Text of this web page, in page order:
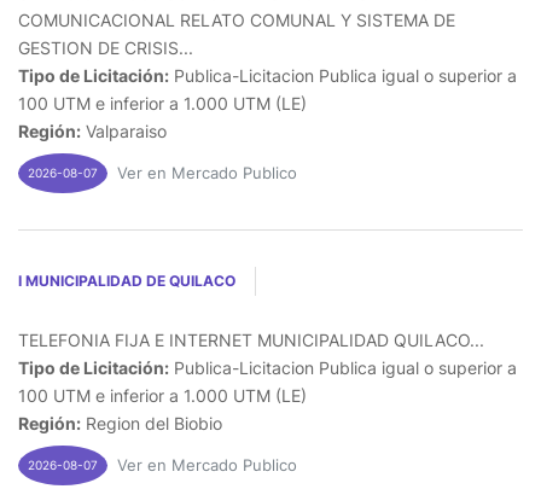
COMUNICACIONAL RELATO COMUNAL Y SISTEMA DE
GESTION DE CRISIS...
Tipo de Licitación: Publica-Licitacion Publica igual o superior a
100 UTM e inferior a 1.000 UTM (LE)
Región: Valparaiso
2026-08-07 Ver en Mercado Publico
I MUNICIPALIDAD DE QUILACO
TELEFONIA FIJA E INTERNET MUNICIPALIDAD QUILACO...
Tipo de Licitación: Publica-Licitacion Publica igual o superior a
100 UTM e inferior a 1.000 UTM (LE)
Región: Region del Biobio
2026-08-07 Ver en Mercado Publico